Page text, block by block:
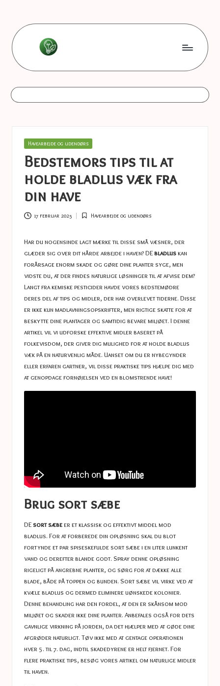
content
L
e
s
o
n
n
e
s
a
s
t
u
c
e
s
astuces
Posted
Havearbejde og udendørs
Bedstemors tips til at
holde bladlus væk fra
din have
17 februar 2025
Posted
Havearbejde og udendørs
Har du nogensinde lagt mærke til disse små væsner, der
glæder sig over dit hårde arbejde i haven? DEbladluskan
forårsage enorm skade og gøre dine planter syge, men
vidste du, at der findes naturlige løsninger til at afvise dem?
Langt fra kemiske pesticider havde vores bedstemødre
deres del af tips og midler, der har overlevet tiderne. Disse
er ikke kun madlavningsopskrifter, men rigtige skatte for at
beskytte dine plantager og samtidig bevare miljøet. I denne
artikel vil vi udforske effektive midler baseret på
folkevisdom, der giver dig mulighed for at holde bladlus
væk på en naturvenlig måde. Uanset om du er nybegynder
eller erfaren gartner, vil disse praktiske tips hjælpe dig med
at genopdage fornøjelsen ved en blomstrende have!
Brug sort sæbe
DE sort sæbeer et klassisk og effektivt middel mod
bladlus. For at forberede din opløsning skal du blot
fortynde et par spiseskefulde sort sæbe i en liter lunkent
vand og derefter blande godt. Spray denne opløsning
rigeligt på angrebne planter, og sørg for at dække alle
blade, både på toppen og bunden. Sort sæbe vil virke ved at
kvæle bladlus og dermed eliminere uønskede kolonier.
Denne behandling har den fordel, at den er skånsom mod
miljøet og skader ikke dine planter. Anbefales også for dets
gavnlige virkning på jorden, da det hjælper med at gøde dine
afgrøder naturligt. Tøv ikke med at gentage operationen
hver 5. til 7. dag, indtil skadedyrene er helt fjernet. For
flere praktiske tips, besøg vores artikel om naturlige midler
til haven.